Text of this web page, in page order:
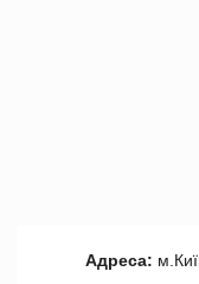
Адреса: